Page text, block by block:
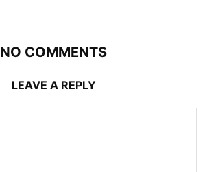
NO COMMENTS
LEAVE A REPLY